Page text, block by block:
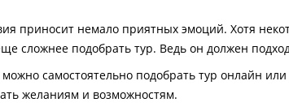
приносит немало приятных эмоций. Хотя
сложнее подобрать тур. Ведь он должен
самостоятельно подобрать тур онлайн
желаниям и возможностям.